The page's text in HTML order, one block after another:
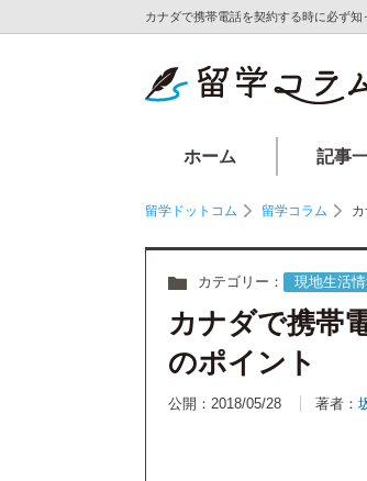
カナダで携帯電話を契約する時に必ず
ホーム 記事
留学ドットコム 留学コラム
カテゴリー： 現地生活
カナダで携帯
のポイント
公開：2018/05/28 著者：